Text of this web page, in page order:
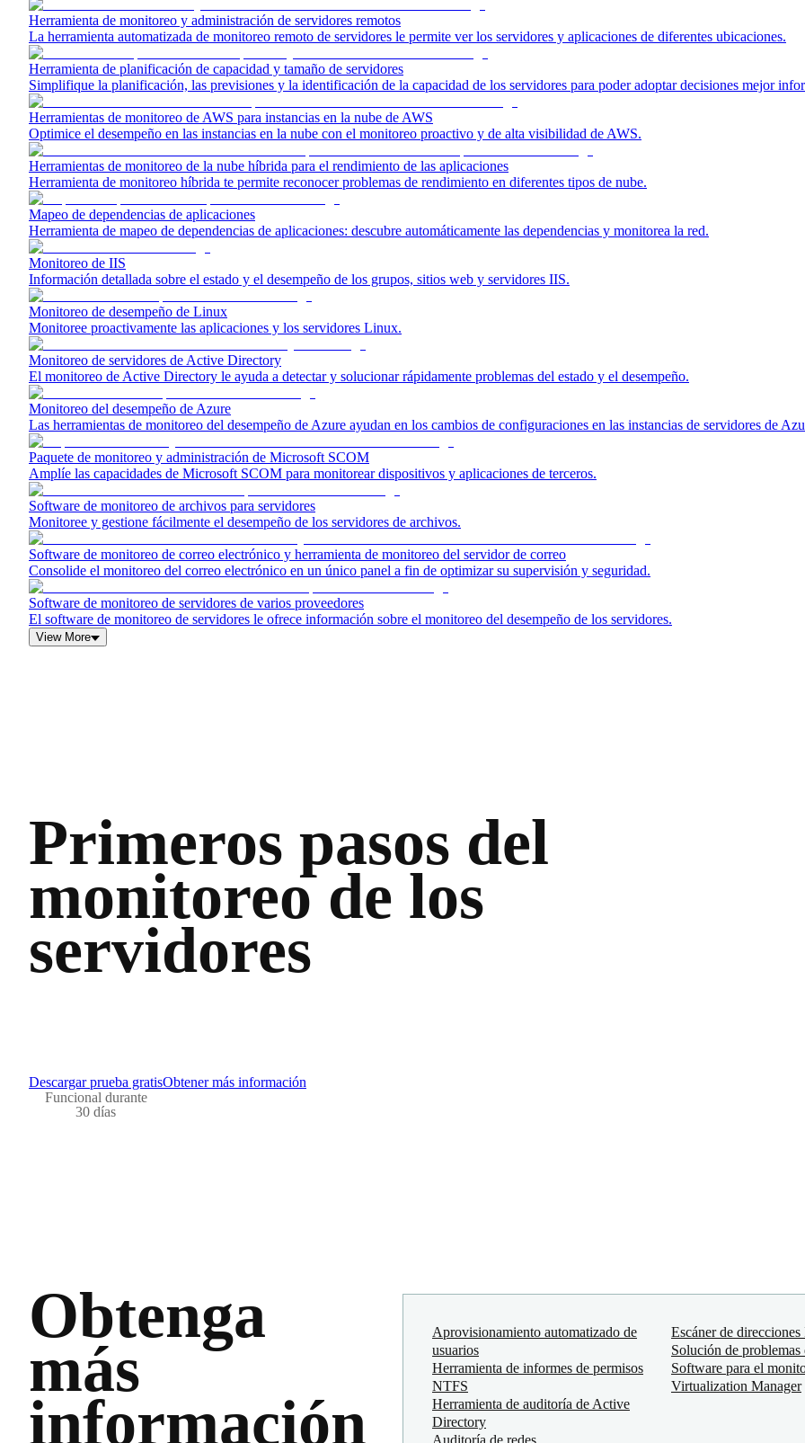
Herramienta de monitoreo y administración de servidores remotos
La herramienta automatizada de monitoreo remoto de servidores le permite ver los servidores y aplicaciones de diferentes ubicaciones.
Herramienta de planificación de capacidad y tamaño de servidores
Simplifique la planificación, las previsiones y la identificación de la capacidad de los servidores para poder adoptar decisiones mejor
Herramientas de monitoreo de AWS para instancias en la nube de AWS
Optimice el desempeño en las instancias en la nube con el monitoreo proactivo y de alta visibilidad de AWS.
Herramientas de monitoreo de la nube híbrida para el rendimiento de las aplicaciones
Herramienta de monitoreo híbrida te permite reconocer problemas de rendimiento en diferentes tipos de nube.
Mapeo de dependencias de aplicaciones
Herramienta de mapeo de dependencias de aplicaciones: descubre automáticamente las dependencias y monitorea la red.
Monitoreo de IIS
Información detallada sobre el estado y el desempeño de los grupos, sitios web y servidores IIS.
Monitoreo de desempeño de Linux
Monitoree proactivamente las aplicaciones y los servidores Linux.
Monitoreo de servidores de Active Directory
El monitoreo de Active Directory le ayuda a detectar y solucionar rápidamente problemas del estado y el desempeño.
Monitoreo del desempeño de Azure
Las herramientas de monitoreo del desempeño de Azure ayudan en los cambios de configuraciones en las instancias de servidores de
Paquete de monitoreo y administración de Microsoft SCOM
Amplíe las capacidades de Microsoft SCOM para monitorear dispositivos y aplicaciones de terceros.
Software de monitoreo de archivos para servidores
Monitoree y gestione fácilmente el desempeño de los servidores de archivos.
Software de monitoreo de correo electrónico y herramienta de monitoreo del servidor de correo
Consolide el monitoreo del correo electrónico en un único panel a fin de optimizar su supervisión y seguridad.
Software de monitoreo de servidores de varios proveedores
El software de monitoreo de servidores le ofrece información sobre el monitoreo del desempeño de los servidores.
View More
Primeros pasos del
monitoreo de los
servidores
Descargar prueba gratis
Funcional durante
30 días
Obtener más información
Obtenga
más
información
Aprovisionamiento automatizado de
usuarios
Herramienta de informes de permisos
NTFS
Herramienta de auditoría de Active
Directory
Auditoría de redes
Escáner de direcciones
Solución de problemas
Software para el
Virtualization Manager